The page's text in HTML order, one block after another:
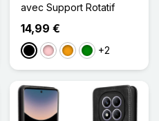
avec Support Rotatif
14,99 €
NoirRoseOrange
Vert+2